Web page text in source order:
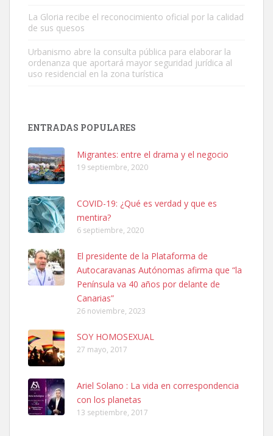
Leales.org » Gran Canaria
SHIBA PERDIDO AVDA JOSE MESA Y LOPEZ
PERRO MACHO RAZA SHIBA CON MICROCHIP PERDIDO HOY
06/07/2025 ZONA MESA Y LOPEZ. ES MUY ASUSTADIZO
Leales.org » Gran Canaria
6.7.2025
Ninfa perdida
El día 5 se los perdió una ninfa papillera, asustada tiene miedo a la
calle, se perdió por la zon...
La Gloria recibe el reconocimiento oficial por la calidad
de sus quesos
Urbanismo abre la consulta pública para elaborar la
ordenanza que aportará mayor seguridad jurídica al
uso residencial en la zona turística
ENTRADAS POPULARES
Migrantes: entre el drama y el negocio
19 septiembre, 2020
COVID-19: ¿Qué es verdad y que es
mentira?
6 septiembre, 2020
El presidente de la Plataforma de
Autocaravanas Autónomas afirma que “la
Península va 40 años por delante de
Canarias”
26 noviembre, 2023
SOY HOMOSEXUAL
27 mayo, 2017
Ariel Solano : La vida en correspondencia
con los planetas
13 septiembre, 2017